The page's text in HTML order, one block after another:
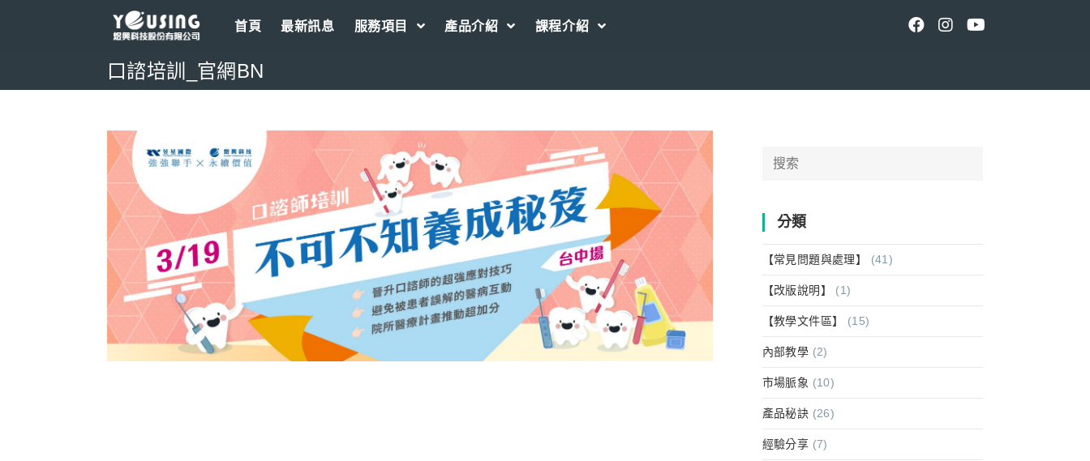
首頁 最新訊息 服務項目 產品介紹 課程介紹
口諮培訓_官網BN
Search
分類
【常見問題與處理】 (41)
【改版說明】 (1)
【教學文件區】 (15)
內部教學 (2)
市場脈象 (10)
產品秘訣 (26)
經驗分享 (7)